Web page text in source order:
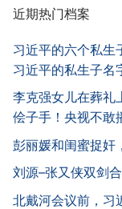
近期热门档案
习近平的六个私生
习近平的私生子名
李克强女儿在葬礼
侩子手！央视不敢
彭丽媛和闺蜜捉奸
刘源–张又侠双剑
北戴河会议前，习